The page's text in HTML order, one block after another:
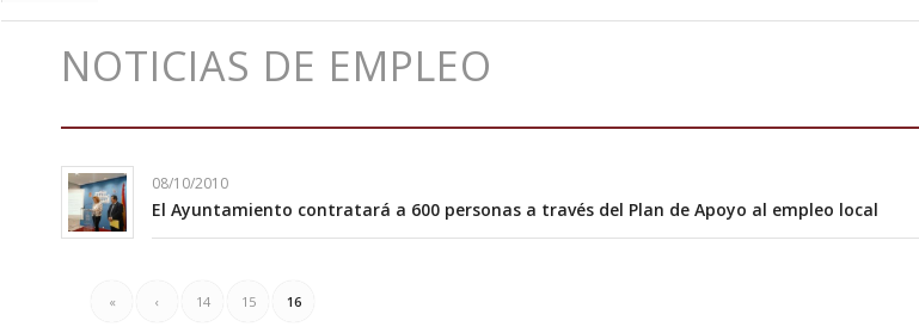
NOTICIAS DE EMPLEO
08/10/2010
El Ayuntamiento contratará a 600 personas a través del Plan de Apoyo al empleo local
« ‹ 14 15 16